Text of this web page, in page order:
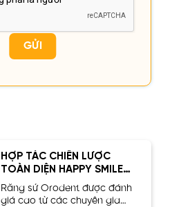
HỢP TÁC CHIẾN LƯỢC
TOÀN DIỆN HAPPY SMILE x
ORODENT
Răng sứ Orodent được đánh
giá cao từ các chuyên gia